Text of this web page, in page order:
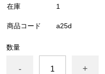
在庫 1
商品コード a25d
数量
- +